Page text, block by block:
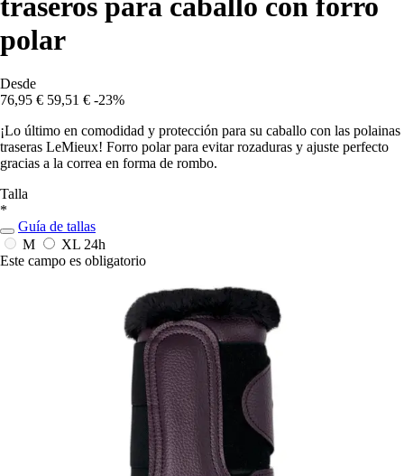
polar
Desde
76,95 € 59,51 € -23%
¡Lo último en comodidad y protección para su caballo con las polainas
traseras LeMieux! Forro polar para evitar rozaduras y ajuste perfecto
gracias a la correa en forma de rombo.
Talla
*
Guía de tallas
M
XL 24h
Este campo es obligatorio